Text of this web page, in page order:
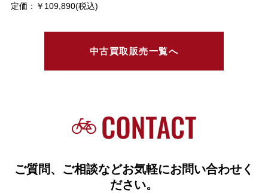
定価：￥109,890(税込)
中古買取販売一覧へ
ご質問、ご相談などお気軽にお問い合わせく
ださい。